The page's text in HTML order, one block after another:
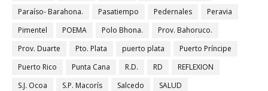
Paraíso- Barahona.
Pasatiempo Pedernales
Peravia
Pimentel
POEMA Polo Bhona.
Prov. Bahoruco.
Prov. Duarte
Pto. Plata puerto plata
Puerto Príncipe
Puerto Rico
Punta Cana R.D. RD
REFLEXION
S.J. Ocoa
S.P. Macorís Salcedo
SALUD